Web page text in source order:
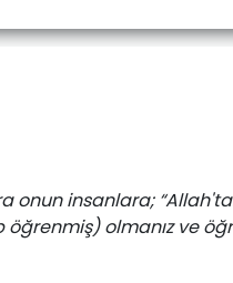
onun insanlara;
olmanız ve